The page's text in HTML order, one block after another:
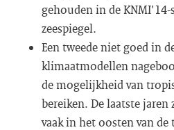
gehouden in de
zeespiegel.
Een tweede niet goed in
klimaatmodellen
de mogelijkheid van
bereiken. De laatste
vaak in het oosten van